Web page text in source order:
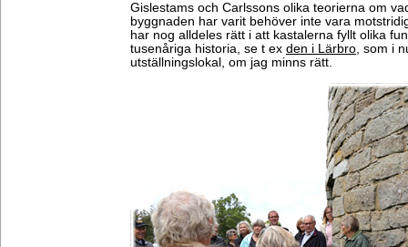
Gislestams och Carlssons olika teorierna om
byggnaden har varit behöver inte vara
har nog alldeles rätt i att kastalerna fyllt olika
tusenåriga historia, se t ex den i Lärbro, som i
utställningslokal, om jag minns rätt.